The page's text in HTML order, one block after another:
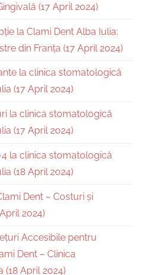
(17 April 2024)
la Clami Dent Alba Iulia:
din Franța (17 April 2024)
la clinica stomatologică
(17 April 2024)
la clinica stomatologică
(17 April 2024)
la clinica stomatologică
(18 April 2024)
Dent – Costuri și
2024)
Accesibile pentru
Dent – Clinica
April 2024)